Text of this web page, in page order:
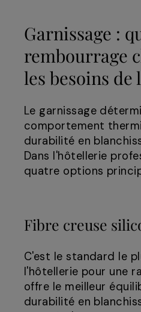
Garnissage :
rembourrage
les besoins de
Le garnissage
comportement
durabilité en
Dans l'hôtellerie
quatre options
Fibre creuse
C'est le standard le
l'hôtellerie pour une
offre le meilleur
durabilité en